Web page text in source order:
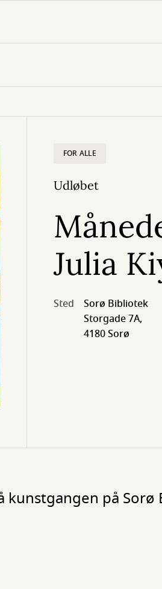
FOR ALLE
Udløbet
Julia
Sted
Sorø Bibliotek
Storgade 7A,
4180 Sorø
kunstgangen på Sorø